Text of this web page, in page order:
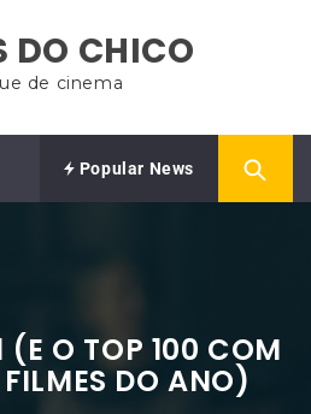
DO CHICO
de cinema
Popular News
(E O TOP 100 COM
DO ANO)